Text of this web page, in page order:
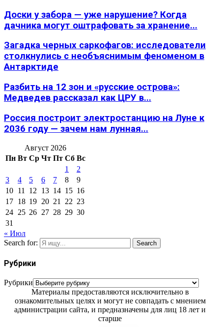
Доски у забора — уже нарушение? Когда
дачника могут оштрафовать за хранение...
Загадка черных саркофагов: исследователи
столкнулись с необъяснимым феноменом в
Антарктиде
Разбить на 12 зон и «русские острова»:
Медведев рассказал как ЦРУ в...
Россия построит электростанцию на Луне к
2036 году — зачем нам лунная...
Август 2026
Пн Вт Ср Чт Пт Сб Вс
1
2
3
4 5 6 7 8
9
10 11 12 13 14 15 16
17 18 19 20 21 22 23
24 25 26 27 28 29 30
31
« Июл
Search for:
Search
Рубрики
Рубрики
Материалы предоставляются исключительно в
ознакомительных целях и могут не совпадать с мнением
администрации сайта, и предназначены для лиц 18 лет и
старше